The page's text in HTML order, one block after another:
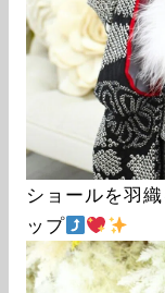
ショールを羽
ップ